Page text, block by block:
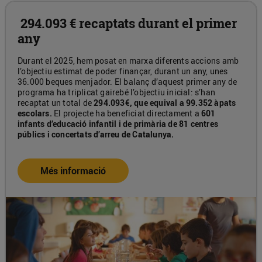
294.093 € recaptats durant el primer
any
Durant el 2025, hem posat en marxa diferents accions amb
l’objectiu estimat de poder finançar, durant un any, unes
36.000 beques menjador. El balanç d’aquest primer any de
programa ha triplicat gairebé l’objectiu inicial: s’han
recaptat un total de294.093€, que equival a 99.352 àpats
escolars. El projecte ha beneficiat directament a601
infants d’educació infantil i de primària de 81 centres
públics i concertats d’arreu de Catalunya.
Més informació